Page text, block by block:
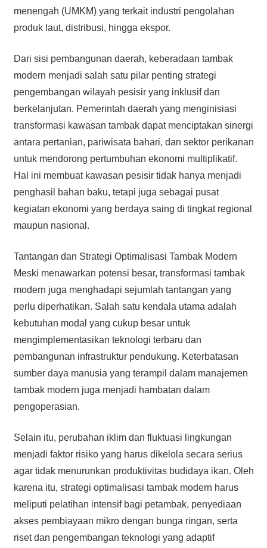
menengah (UMKM) yang terkait industri pengolahan
produk laut, distribusi, hingga ekspor.
Dari sisi pembangunan daerah, keberadaan tambak
modern menjadi salah satu pilar penting strategi
pengembangan wilayah pesisir yang inklusif dan
berkelanjutan. Pemerintah daerah yang menginisiasi
transformasi kawasan tambak dapat menciptakan sinergi
antara pertanian, pariwisata bahari, dan sektor perikanan
untuk mendorong pertumbuhan ekonomi multiplikatif.
Hal ini membuat kawasan pesisir tidak hanya menjadi
penghasil bahan baku, tetapi juga sebagai pusat
kegiatan ekonomi yang berdaya saing di tingkat regional
maupun nasional.
Tantangan dan Strategi Optimalisasi Tambak Modern
Meski menawarkan potensi besar, transformasi tambak
modern juga menghadapi sejumlah tantangan yang
perlu diperhatikan. Salah satu kendala utama adalah
kebutuhan modal yang cukup besar untuk
mengimplementasikan teknologi terbaru dan
pembangunan infrastruktur pendukung. Keterbatasan
sumber daya manusia yang terampil dalam manajemen
tambak modern juga menjadi hambatan dalam
pengoperasian.
Selain itu, perubahan iklim dan fluktuasi lingkungan
menjadi faktor risiko yang harus dikelola secara serius
agar tidak menurunkan produktivitas budidaya ikan. Oleh
karena itu, strategi optimalisasi tambak modern harus
meliputi pelatihan intensif bagi petambak, penyediaan
akses pembiayaan mikro dengan bunga ringan, serta
riset dan pengembangan teknologi yang adaptif